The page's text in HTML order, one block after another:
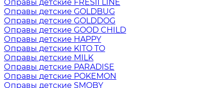
Оправы детские FRESII LINE
Оправы детские GOLDBUG
Оправы детские GOLDDOG
Оправы детские GOOD CHILD
Оправы детские HAPPY
Оправы детские KITO TO
Оправы детские MILK
Оправы детские PARADISE
Оправы детские POKEMON
Оправы детские SMOBY